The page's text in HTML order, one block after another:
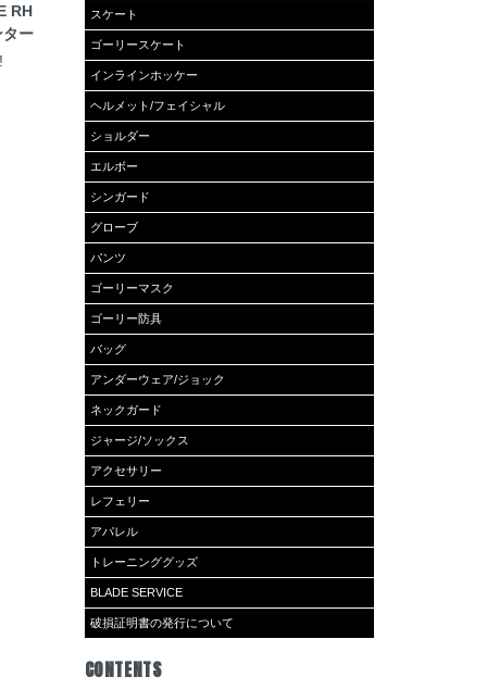
RH
ー
スケート
ゴーリースケート
インラインホッケー
ヘルメット/フェイシャル
ショルダー
エルボー
シンガード
グローブ
パンツ
ゴーリーマスク
ゴーリー防具
バッグ
アンダーウェア/ジョック
ネックガード
ジャージ/ソックス
アクセサリー
レフェリー
アパレル
トレーニンググッズ
BLADE SERVICE
破損証明書の発行について
CONTENTS